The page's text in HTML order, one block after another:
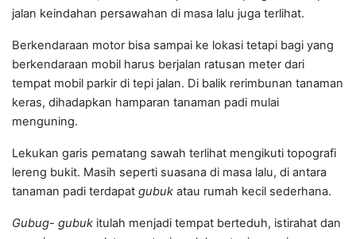
jalan keindahan persawahan di masa lalu juga terlihat.
Berkendaraan motor bisa sampai ke lokasi tetapi bagi yang
berkendaraan mobil harus berjalan ratusan meter dari
tempat mobil parkir di tepi jalan. Di balik rerimbunan tanaman
keras, dihadapkan hamparan tanaman padi mulai
menguning.
Lekukan garis pematang sawah terlihat mengikuti topografi
lereng bukit. Masih seperti suasana di masa lalu, di antara
tanaman padi terdapat gubuk atau rumah kecil sederhana.
Gubug- gubuk itulah menjadi tempat berteduh, istirahat dan